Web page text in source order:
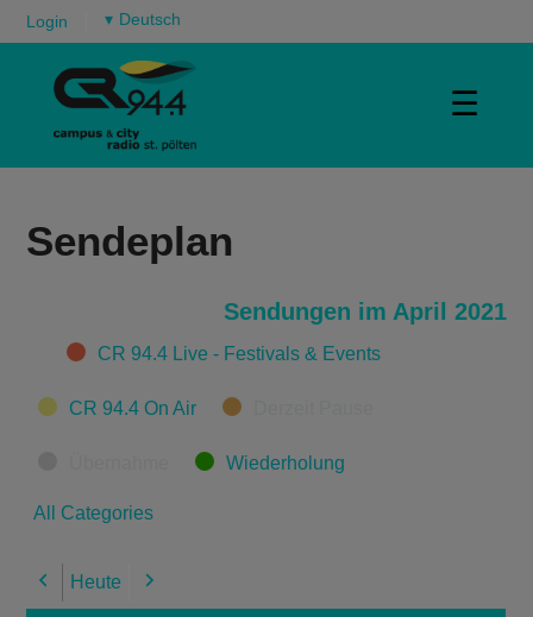
Login ▾
☰
Sendeplan
Sendungen im April 2021
CategoriesCR 94.4 Live - Festivals & Events
CR 94.4 On Air
Wiederholung
All Categories
Previous
Heute Next